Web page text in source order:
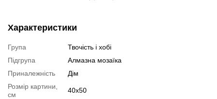
Характеристики
Група
Твочість і хобі
Підгрупа
Алмазна мозаїка
Приналежність
Дім
Розмір картини,
см
40x50